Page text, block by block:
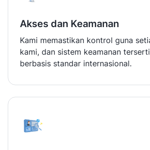
Akses dan Keamanan
Kami memastikan kontrol guna
kami, dan sistem keamanan
berbasis standar internasional.